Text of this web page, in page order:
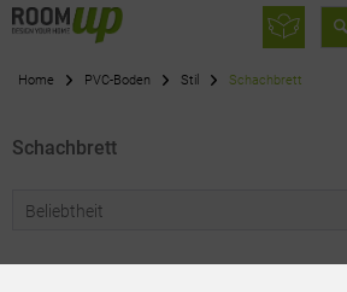
Home PVC-Boden Stil Schachbrett
Schachbrett